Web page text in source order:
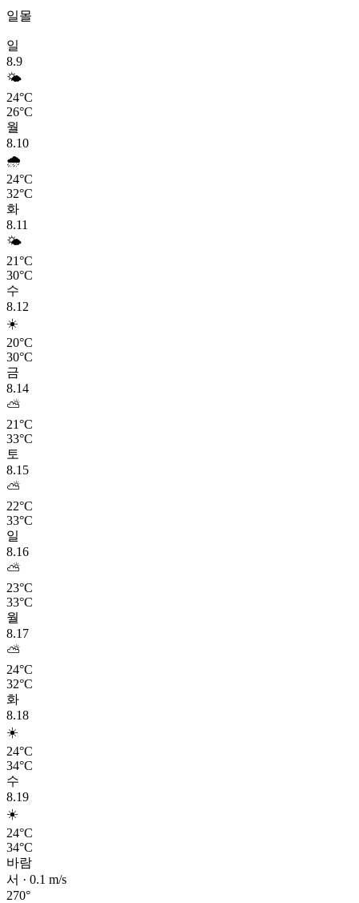
일몰
일
8.9
🌤️
24°C
26°C
월
8.10
🌧️
24°C
32°C
화
8.11
🌤️
21°C
30°C
수
8.12
☀️
20°C
30°C
금
8.14
⛅
21°C
33°C
토
8.15
⛅
22°C
33°C
일
8.16
⛅
23°C
33°C
월
8.17
⛅
24°C
32°C
화
8.18
☀️
24°C
34°C
수
8.19
☀️
24°C
34°C
바람
서 · 0.1 m/s
270°